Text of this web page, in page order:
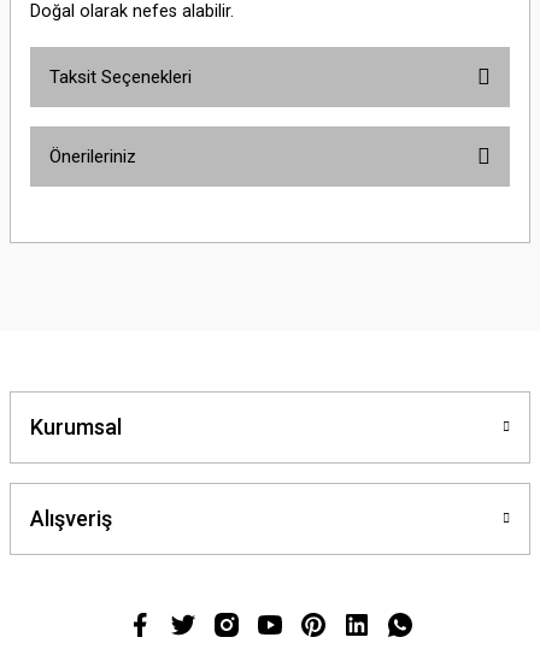
Doğal olarak nefes alabilir.
Taksit Seçenekleri
Önerileriniz
yetersiz gördüğünüz noktaları öneri formunu kullanarak tarafımıza
Bu ürüne benzer farklı alternatifler olmalı.
Gönder
Kurumsal
Alışveriş